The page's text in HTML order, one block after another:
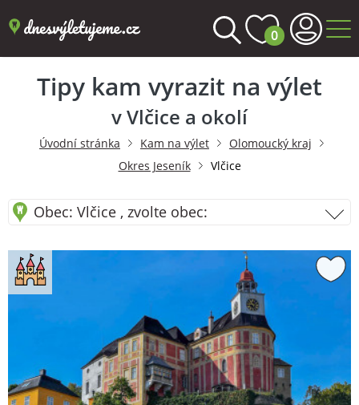
0
Tipy kam vyrazit na výlet
v Vlčice a okolí
Úvodní stránka Kam na výlet
Olomoucký kraj
Okres Jeseník
Vlčice
Obec: Vlčice , zvolte obec: